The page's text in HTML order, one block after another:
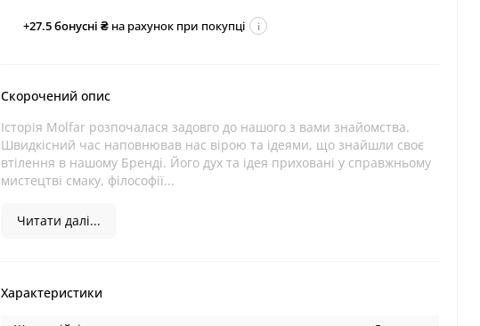
+27.5бонусні ₴ на рахунок при покупці i
Скорочений опис
Історія Molfar розпочалася задовго до нашого з вами знайомства.
Швидкісний час наповнював нас вірою та ідеями, що знайшли своє
втілення в нашому Бренді. Його дух та ідея приховані у справжньому
мистецтві смаку, філософії...
Читати далі...
Характеристики